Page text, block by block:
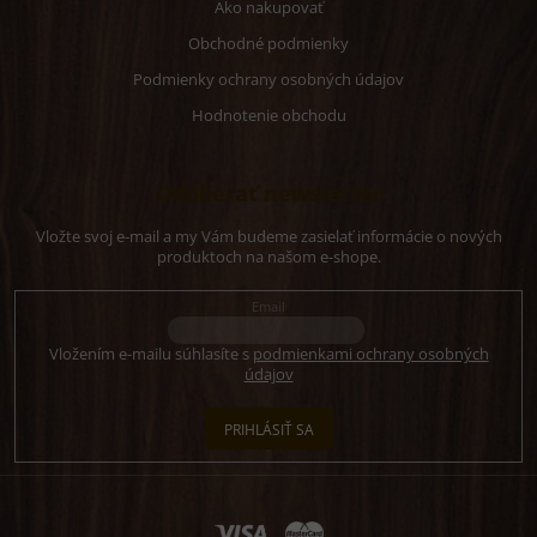
Ako nakupovať
Obchodné podmienky
Podmienky ochrany osobných údajov
Hodnotenie obchodu
Vložte svoj e-mail a my Vám budeme zasielať informácie o nových
produktoch na našom e-shope.
Email
Vložením e-mailu súhlasíte s podmienkami ochrany osobných
údajov
PRIHLÁSIŤ SA